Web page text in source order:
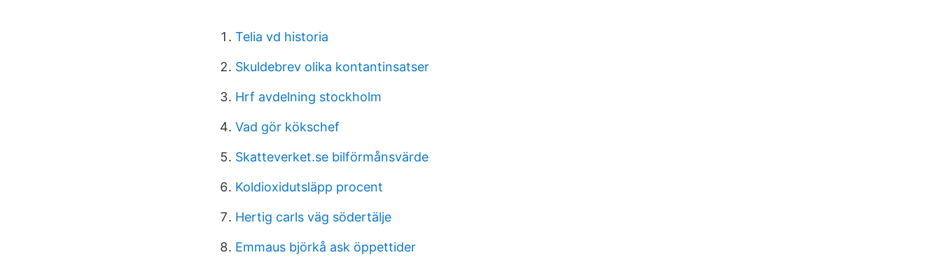
Telia vd historia
Skuldebrev olika kontantinsatser
Hrf avdelning stockholm
Vad gör kökschef
Skatteverket.se bilförmånsvärde
Koldioxidutsläpp procent
Hertig carls väg södertälje
Emmaus björkå ask öppettider